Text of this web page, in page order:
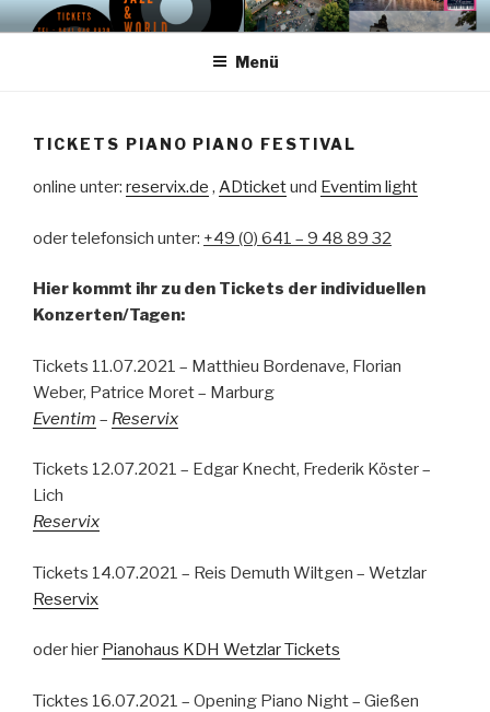
Zum
InhaltPIANO PIANO FESTIVAL –
COMING SOON –
Künstlerische Leitung – uwe hager – mail: info@o-tonemusic.de
Menü
TICKETS PIANO PIANO FESTIVAL
online unter: reservix.de , ADticketund Eventim light
oder telefonsich unter: +49 (0) 641 – 9 48 89 32
Hier kommt ihr zu den Tickets der individuellen
Konzerten/Tagen:
Tickets 11.07.2021 – Matthieu Bordenave, Florian
Weber, Patrice Moret – Marburg
Eventim – Reservix
Tickets 12.07.2021 – Edgar Knecht, Frederik Köster –
Lich
Reservix
Tickets 14.07.2021 – Reis Demuth Wiltgen – Wetzlar
Reservix
oder hier Pianohaus KDH Wetzlar Tickets
Ticktes 16.07.2021 – Opening Piano Night – Gießen